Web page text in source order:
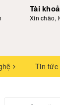
Tài
Xin chào,
Tin tức